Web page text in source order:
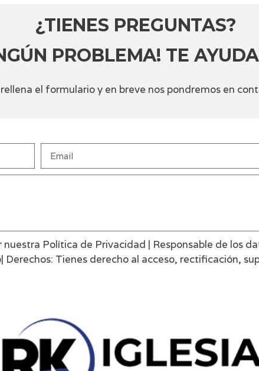
¿TIENES PREGUNTAS?
PROBLEMA! TE
el formulario y en breve nos pondremos en
Política de Privacidad | Responsable de los
Tienes derecho al acceso, rectificación,